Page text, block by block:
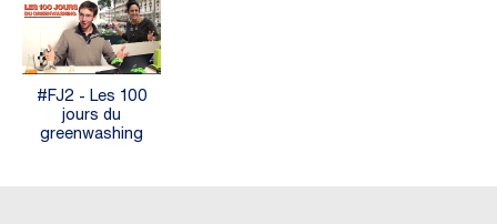
#FJ2 - Les 100
jours du
greenwashing